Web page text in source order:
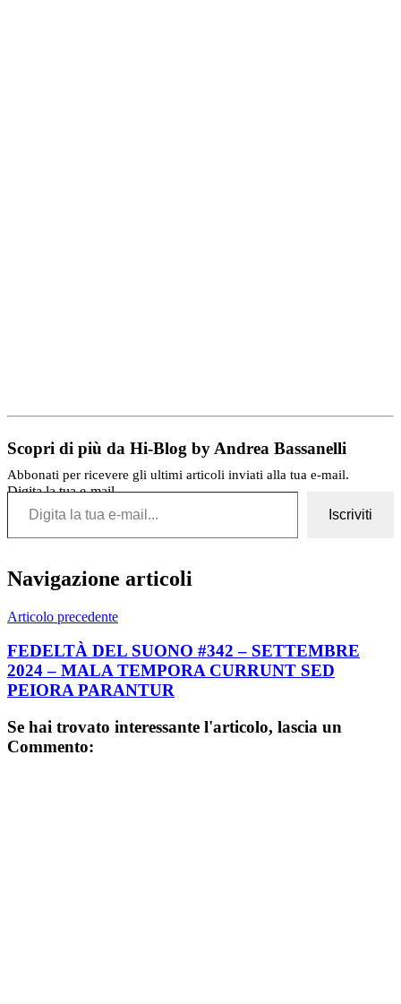
Scopri di più da Hi-Blog by Andrea Bassanelli
Abbonati per ricevere gli ultimi articoli inviati alla tua e-mail.
Digita la tua e-mail...
Iscriviti
Navigazione articoli
Articolo precedente
FEDELTÀ DEL SUONO #342 – SETTEMBRE
2024 – MALA TEMPORA CURRUNT SED
PEIORA PARANTUR
Se hai trovato interessante l'articolo, lascia un
Commento: